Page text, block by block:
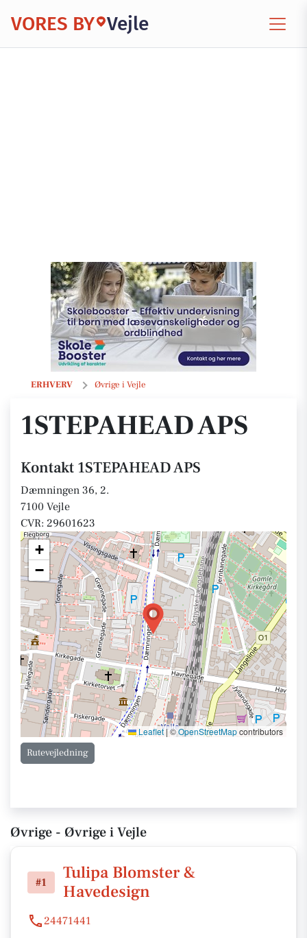
VORES BY Vejle
ERHVERV Øvrige i Vejle
1STEPAHEAD APS
1STEPAHEAD APS
Kontakt 1STEPAHEAD APS
Dæmningen 36, 2.
7100 Vejle
CVR: 29601623
+
−
Leaflet |©OpenStreetMapcontributors
Rutevejledning
Øvrige - Øvrige i Vejle
#1
Tulipa Blomster &
Havedesign
24471441